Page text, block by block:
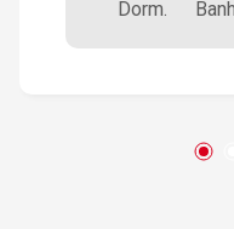
Sacada com
morar com
Dorm.